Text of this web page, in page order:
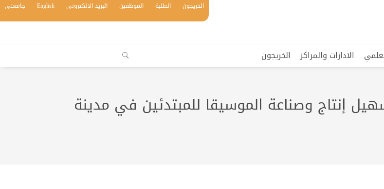
الخريجون الطلبة الموظفين البريد الالكتروني English جامعتي
الادارات والمراكز الخريجون
إنتاج وصناعة الموسيقا للمبتدئين في مدينة